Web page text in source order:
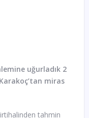
uğurladık 2
miras
tahmin